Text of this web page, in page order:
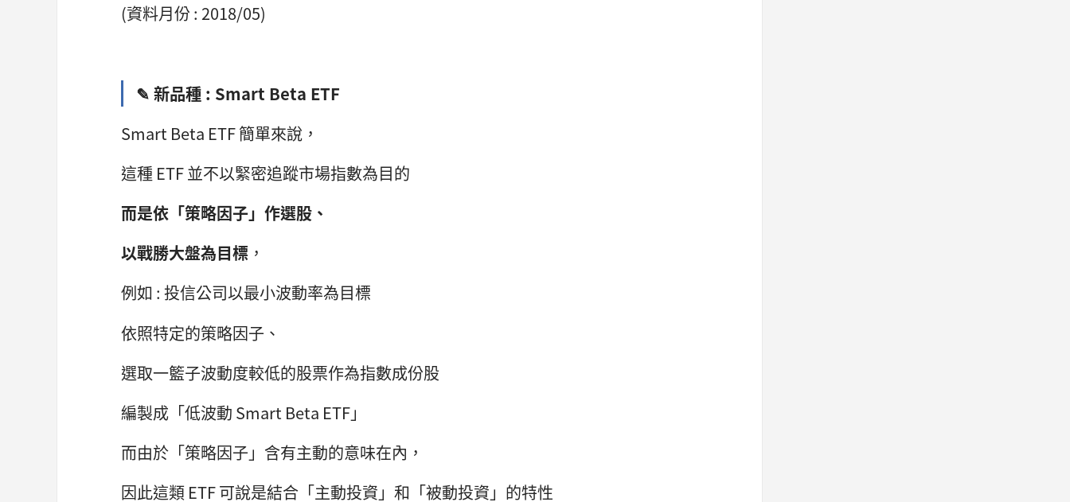
(資料月份 : 2018/05)
✎ 新品種 : Smart Beta ETF
Smart Beta ETF 簡單來說，
這種 ETF 並不以緊密追蹤市場指數為目的
而是依「策略因子」作選股、
以戰勝大盤為目標 ，
例如 : 投信公司以最小波動率為目標
依照特定的策略因子、
選取一籃子波動度較低的股票作為指數成份股
編製成「低波動 Smart Beta ETF」
而由於「策略因子」含有主動的意味在內，
因此這類 ETF 可說是結合「主動投資」和「被動投資」的特性